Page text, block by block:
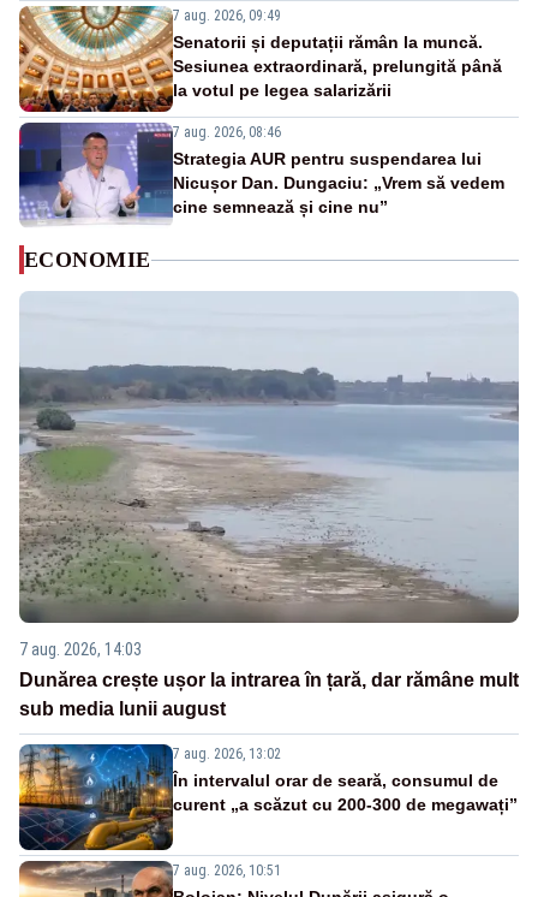
7 aug. 2026, 09:49
Senatorii și deputații rămân la muncă.
Sesiunea extraordinară, prelungită până
la votul pe legea salarizării
7 aug. 2026, 08:46
Strategia AUR pentru suspendarea lui
Nicușor Dan. Dungaciu: „Vrem să vedem
cine semnează și cine nu”
ECONOMIE
7 aug. 2026, 14:03
Dunărea crește ușor la intrarea în țară, dar rămâne mult
sub media lunii august
7 aug. 2026, 13:02
În intervalul orar de seară, consumul de
curent „a scăzut cu 200-300 de megawați”
7 aug. 2026, 10:51